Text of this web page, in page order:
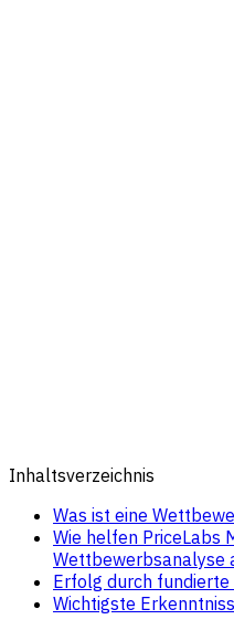
Inhaltsverzeichnis
Was ist eine
Wie helfen PriceLabs
Wettbewerbsanalyse
Erfolg durch
Wichtigste